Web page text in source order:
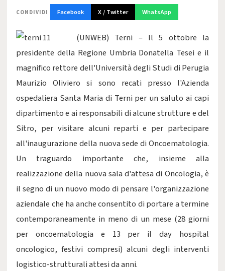
CONDIVIDI Facebook X / Twitter WhatsApp
(UNWEB) Terni – Il 5 ottobre la
presidente della Regione Umbria Donatella Tesei e il
magnifico rettore dell'Università degli Studi di Perugia
Maurizio Oliviero si sono recati presso l'Azienda
ospedaliera Santa Maria di Terni per un saluto ai capi
dipartimento e ai responsabili di alcune strutture e del
Sitro, per visitare alcuni reparti e per partecipare
all'inaugurazione della nuova sede di Oncoematologia.
Un traguardo importante che, insieme alla
realizzazione della nuova sala d'attesa di Oncologia, è
il segno di un nuovo modo di pensare l'organizzazione
aziendale che ha anche consentito di portare a termine
contemporaneamente in meno di un mese (28 giorni
per oncoematologia e 13 per il day hospital
oncologico, festivi compresi) alcuni degli interventi
logistico-strutturali attesi da anni.